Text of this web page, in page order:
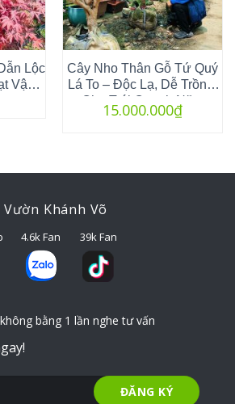
Lộc
Vận
Cây Nho Thân Gỗ Tứ Quý
Lá To – Độc Lạ, Dễ Trồng,
Cho Trái Quanh Năm
15.000.000₫
Khánh Võ
4.6k Fan 39k Fan
bằng 1 lần nghe tư vấn